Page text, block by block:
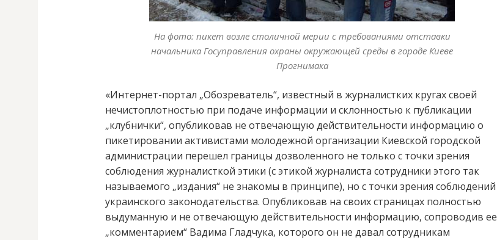
На фото: пикет возле столичной мерии с требованиями отставки
начальника Госуправления охраны окружающей среды в городе Киеве
Прогнимака
«Интернет-портал „Обозреватель“, известный в журналистких кругах своей
нечистоплотностью при подаче информации и склонностью к публикации
„клубнички“, опубликовав не отвечающую действительности информацию о
пикетировании активистами молодежной организации Киевской городской
администрации перешел границы дозволенного не только с точки зрения
соблюдения журналисткой этики (с этикой журналиста сотрудники этого так
называемого „издания“ не знакомы в принципе), но с точки зрения соблюдений
украинского законодательства. Опубликовав на своих страницах полностью
выдуманную и не отвечающую действительности информацию, сопроводив ее
„комментарием“ Вадима Гладчука, которого он не давал сотрудникам